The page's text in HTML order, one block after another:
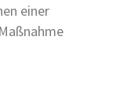
einer